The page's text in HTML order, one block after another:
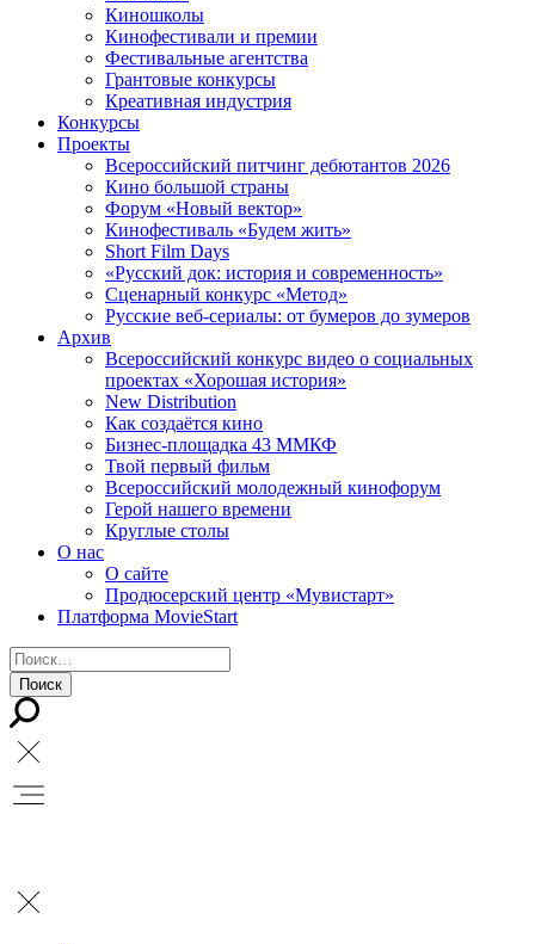
Киношколы
Кинофестивали и премии
Фестивальные агентства
Грантовые конкурсы
Креативная индустрия
Конкурсы
Проекты
Всероссийский питчинг дебютантов 2026
Кино большой страны
Форум «Новый вектор»
Кинофестиваль «Будем жить»
Short Film Days
«Русский док: история и современность»
Сценарный конкурс «Метод»
Русские веб-сериалы: от бумеров до зумеров
Архив
Всероссийский конкурс видео о социальных
проектах «Хорошая история»
New Distribution
Как создаётся кино
Бизнес-площадка 43 ММКФ
Твой первый фильм
Всероссийский молодежный кинофорум
Герой нашего времени
Круглые столы
О нас
О сайте
Продюсерский центр «Мувистарт»
Платформа MovieStart